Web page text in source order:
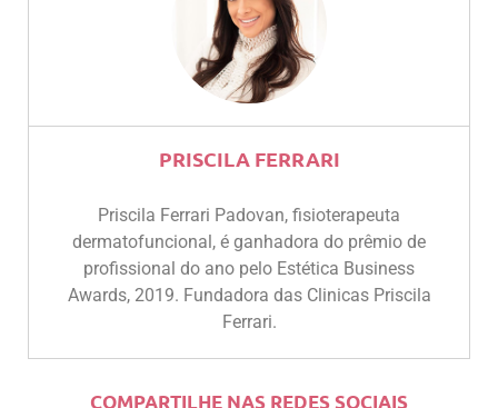
PRISCILA FERRARI
Priscila Ferrari Padovan, fisioterapeuta
dermatofuncional, é ganhadora do prêmio de
profissional do ano pelo Estética Business
Awards, 2019. Fundadora das Clinicas Priscila
Ferrari.
COMPARTILHE NAS REDES SOCIAIS